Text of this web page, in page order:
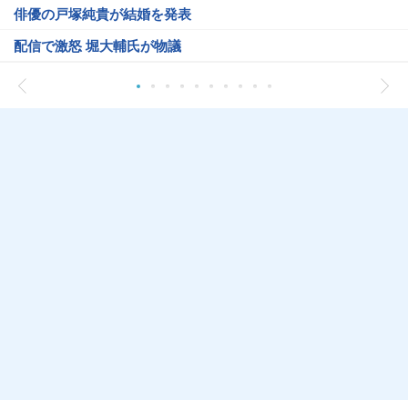
俳優の戸塚純貴が結婚を発表
配信で激怒 堀大輔氏が物議